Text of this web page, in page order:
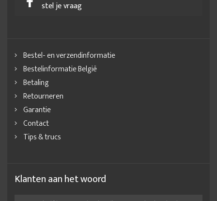
stel je vraag
Bestel- en verzendinformatie
Bestelinformatie België
Betaling
Retourneren
Garantie
Contact
Tips & trucs
Klanten aan het woord